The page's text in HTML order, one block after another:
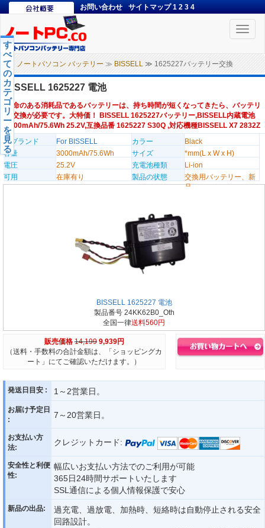
お問い合わせ サイトマップ 1 2 3 4
Toggle
ノートパソコン バッテリー ≫ BISSELL ≫ 1625227バッテリー交換
す
べ
て
の
カ
テ
ゴ
リ
ー
を
見
る
BISSELL 1625227 電池
寿命のある消耗品であるバッテリーは、持ち時間が短くなってきたら、バッテリ
ー交換が必要です。大特価！ BISSELL 1625227バッテリー,BISSELL内蔵電池
3000mAh/75.6Wh 25.2V,互換品番 1625227 S30Q ,対応機種BISSELL X7 2832Z
のブランド
For BISSELL カラー
Black
容量
3000mAh/75.6Wh サイズ
*mm(L x W x H)
電圧
25.2V 充電池種類
Li-ion
可用
在庫有り 製品の状態
交換用バッテリー、新
品
BISSELL 1625227 電池
製品番号 24KK62B0_Oth
全国一律送料560円
販売価格 14,199 9,939円
（送料・手数料の合計金額は、「ショッピングカ
ート」にてご確認いただけます。）
発送日目安 : 1～2営業日。
お届け予定日
:
7～20営業日。
お支払い方
法:
クレジットカード:
安全性と利便
性:
幅広いお支払い方法でのご利用が可能
365日24時間サポートいたします
SSL通信による個人情報保護で安心
新品の出品:
過充電、過放電、加熱時、短絡時は自動停止される安全
回路設計。